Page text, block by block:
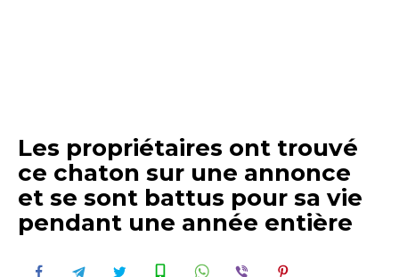
Les propriétaires ont trouvé
ce chaton sur une annonce
et se sont battus pour sa vie
pendant une année entière